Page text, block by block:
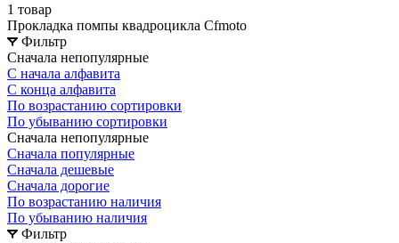
1 товар
Прокладка помпы квадроцикла Cfmoto
Фильтр
Сначала непопулярные
С начала алфавита
С конца алфавита
По возрастанию сортировки
По убыванию сортировки
Сначала непопулярные
Сначала популярные
Сначала дешевые
Сначала дорогие
По возрастанию наличия
По убыванию наличия
Фильтр